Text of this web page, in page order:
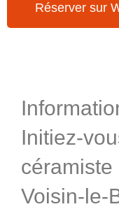
Réserver sur
Initiez-
céramiste
Voisin-le-